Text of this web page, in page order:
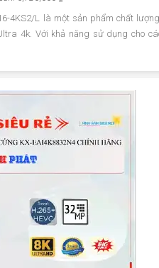
4KS2/L là một sản phẩm chất
4k. Với khả năng sử dụng cho